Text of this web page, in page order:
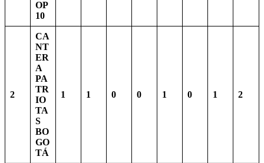
OP
10
2
CA
NT
ER
A
PA
TR
IO
TA
S
BO
GO
TÁ
1 1 0 0 1 0 1 2